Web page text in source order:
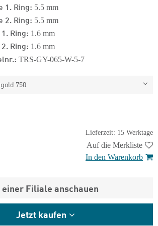
1. Ring: 5.5 mm
2. Ring: 5.5 mm
Ring: 1.6 mm
Ring: 1.6 mm
TRS-GY-065-W-5-7
750
Lieferzeit: 15 Werktage
Auf die Merkliste
In den Warenkorb
einer Filiale anschauen
Jetzt kaufen